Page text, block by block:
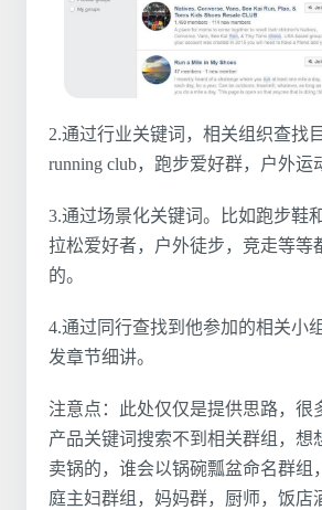
2.通过行业关键词，相关组织查找
running club，跑步爱好群，户外运
3.通过场景化关键词。比如跑步鞋
拉松爱好者，户外徒步，竞走等等
的。
4.通过同行查找到他参加的相关小
发章节细讲。
注意点：此处仅仅是提供思路，很
产品关键词搜索不到相关群组，想
卖锅的，谁会以锅碗瓢盆命名群组
庭主妇群组，妈妈群，厨师，饭店